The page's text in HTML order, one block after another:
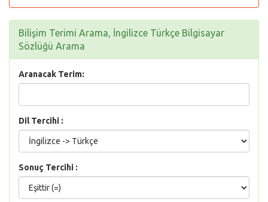
Bilişim Terimi Arama, İngilizce Türkçe Bilgisayar
Sözlüğü Arama
Aranacak Terim:
Dil Tercihi :
Sonuç Tercihi :